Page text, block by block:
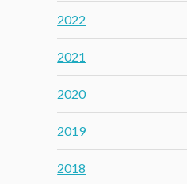
2022
2021
2020
2019
2018